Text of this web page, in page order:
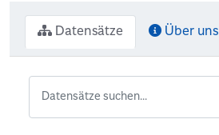
Datensätze Über uns